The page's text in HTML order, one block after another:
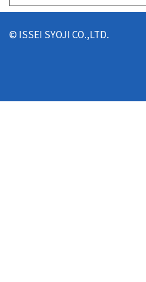
© ISSEI SYOJI CO.,LTD.